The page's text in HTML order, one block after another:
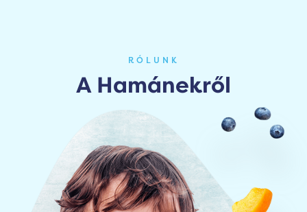
RÓLUNK
A Hamánekről